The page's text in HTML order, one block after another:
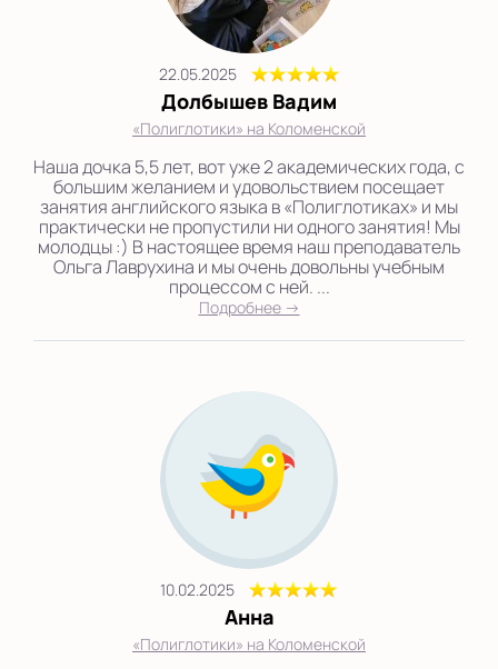
22.05.2025
Долбышев Вадим
«Полиглотики» на Коломенской
Наша дочка 5,5 лет, вот уже 2 академических года, с
большим желанием и удовольствием посещает
занятия английского языка в «Полиглотиках» и мы
практически не пропустили ни одного занятия! Мы
молодцы :) В настоящее время наш преподаватель
Ольга Лаврухина и мы очень довольны учебным
процессом с ней. ...
Подробнее →
10.02.2025
Анна
«Полиглотики» на Коломенской